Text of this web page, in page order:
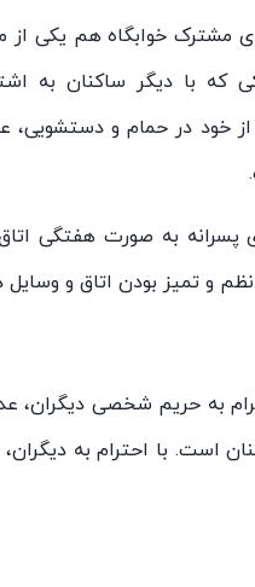
مشترک خوابگاه هم یکی
با دیگر ساکنان به
خود در حمام و دستشویی،
پسرانه به صورت هفتگی
و تمیز بودن اتاق و وسایل
به حریم شخصی
است. با احترام به